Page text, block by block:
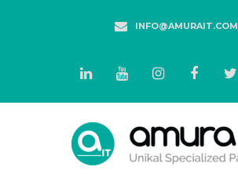
INFO@AMURAIT.COM